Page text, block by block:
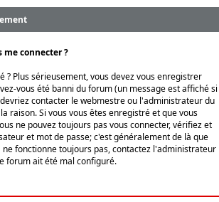
me connecter ?
? Plus sérieusement, vous devez vous enregistrer
vous été banni du forum (un message est affiché si
devriez contacter le webmestre ou l'administrateur du
raison. Si vous vous êtes enregistré et que vous
ne pouvez toujours pas vous connecter, vérifiez et
et mot de passe; c'est généralement de là que
ne fonctionne toujours pas, contactez l'administrateur
forum ait été mal configuré.